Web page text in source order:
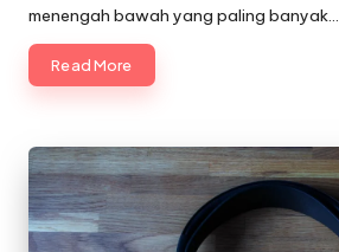
menengah bawah yang paling banyak…
Read More